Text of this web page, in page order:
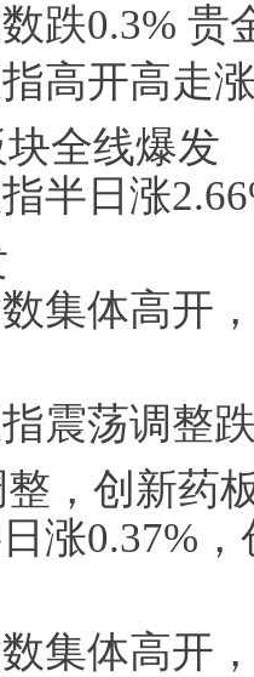
跌0.3% 贵
高开高走
全线爆发
半日涨
集体高开
震荡调整
，创新药
涨0.37%
集体高开